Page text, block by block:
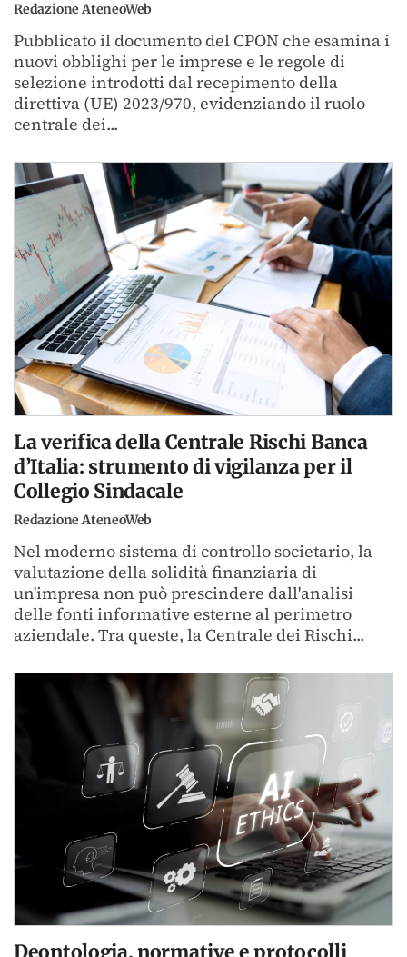
Redazione AteneoWeb
Pubblicato il documento del CPON che esamina i
nuovi obblighi per le imprese e le regole di
selezione introdotti dal recepimento della
direttiva (UE) 2023/970, evidenziando il ruolo
centrale dei...
La verifica della Centrale Rischi Banca
d’Italia: strumento di vigilanza per il
Collegio Sindacale
Redazione AteneoWeb
Nel moderno sistema di controllo societario, la
valutazione della solidità finanziaria di
un'impresa non può prescindere dall'analisi
delle fonti informative esterne al perimetro
aziendale. Tra queste, la Centrale dei Rischi...
Deontologia, normative e protocolli